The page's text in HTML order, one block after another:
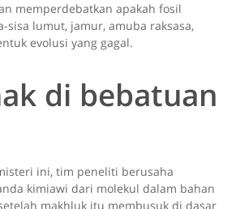
memperdebatkan apakah fosil
sisa lumut, jamur, amuba raksasa,
evolusi yang gagal.
di bebatuan
ini, tim peneliti berusaha
kimiawi dari molekul dalam bahan
makhluk itu membusuk di dasar